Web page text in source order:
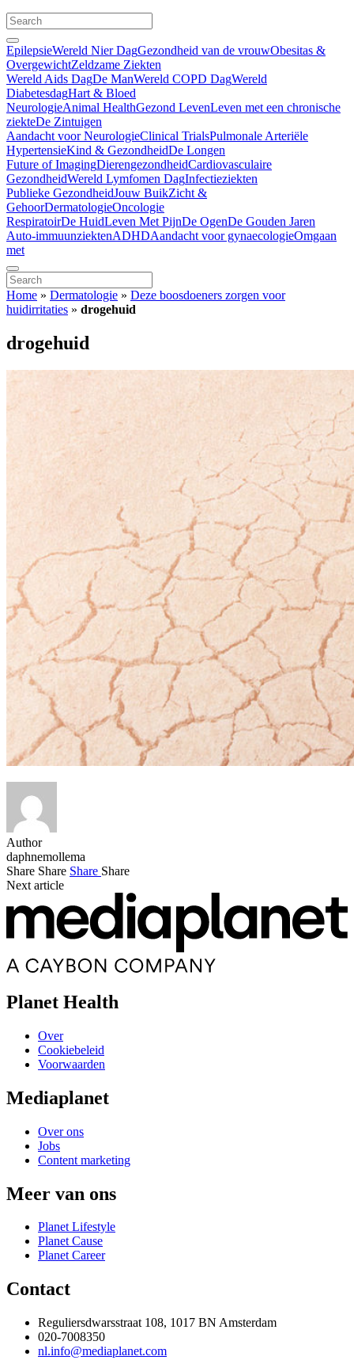
EpilepsieWereld Nier DagGezondheid van de vrouwObesitas &
OvergewichtZeldzame Ziekten
Wereld Aids DagDe ManWereld COPD DagWereld
DiabetesdagHart & Bloed
NeurologieAnimal HealthGezond LevenLeven met een chronische
ziekteDe Zintuigen
Aandacht voor NeurologieClinical TrialsPulmonale Arteriële
HypertensieKind & GezondheidDe Longen
Future of ImagingDierengezondheidCardiovasculaire
GezondheidWereld Lymfomen DagInfectieziekten
Publieke GezondheidJouw BuikZicht &
GehoorDermatologieOncologie
RespiratoirDe HuidLeven Met PijnDe OgenDe Gouden Jaren
Auto-immuunziektenADHDAandacht voor gynaecologieOmgaan
met
Home » Dermatologie » Deze boosdoeners zorgen voor
huidirritaties » drogehuid
drogehuid
Author
daphnemollema
Share Share Share Share
Next article
Planet Health
Over
Cookiebeleid
Voorwaarden
Mediaplanet
Over ons
Jobs
Content marketing
Meer van ons
Planet Lifestyle
Planet Cause
Planet Career
Contact
Reguliersdwarsstraat 108, 1017 BN Amsterdam
020-7008350
nl.info@mediaplanet.com